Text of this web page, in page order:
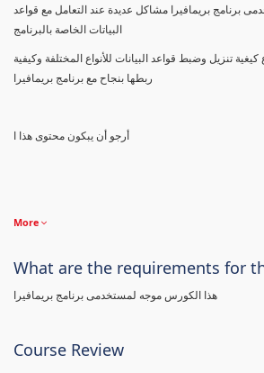
برنامج بريمافيرا مشاكل عديدة عند التعامل مع قواعد
البياتات الخاصة بالبرنامج
تنزيل وضبط قواعد البيانات للأنواع المختلفة وكيفية
ربطها بنجاح مع برنامج بريمافيرا
أرجو أن يبكون محتوى هذا ا
More
What are the requirements for
هذا الكورس موجه لمستخدمى برنامج بريمافيرا
Course Review